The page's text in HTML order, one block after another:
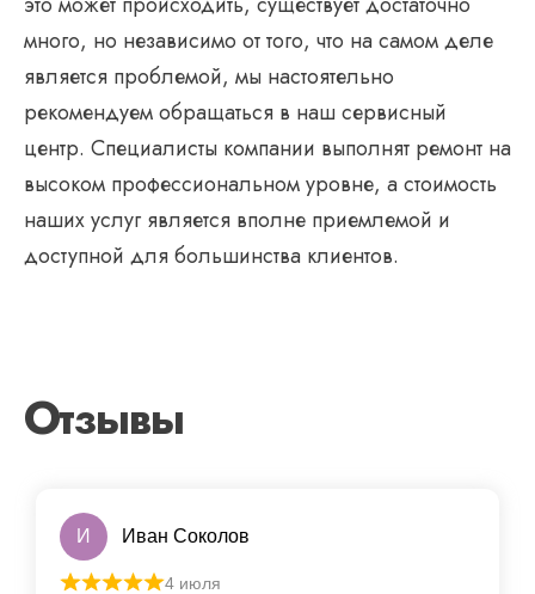
много, но независимо от того, что на самом деле
является проблемой, мы настоятельно
рекомендуем обращаться в наш сервисный
центр. Специалисты компании выполнят ремонт на
высоком профессиональном уровне, а стоимость
наших услуг является вполне приемлемой и
доступной для большинства клиентов.
Отзывы
И Иван Соколов
4 июля